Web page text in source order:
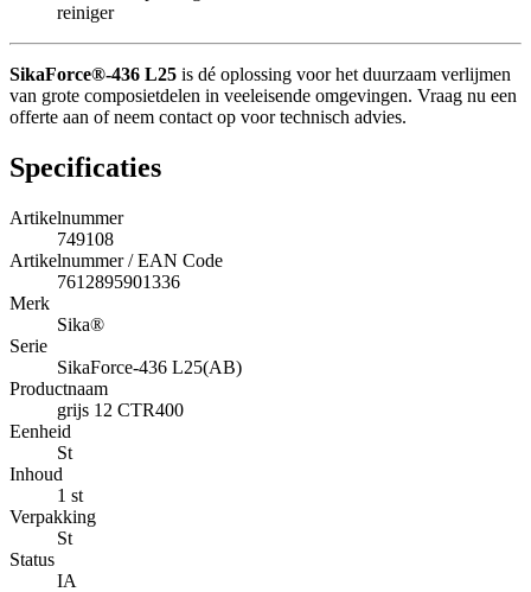
reiniger
SikaForce®-436 L25 is dé oplossing voor het duurzaam verlijmen
van grote composietdelen in veeleisende omgevingen. Vraag nu een
offerte aan of neem contact op voor technisch advies.
Specificaties
Artikelnummer
749108
Artikelnummer / EAN Code
7612895901336
Merk
Sika®
Serie
SikaForce-436 L25(AB)
Productnaam
grijs 12 CTR400
Eenheid
St
Inhoud
1 st
Verpakking
St
Status
IA